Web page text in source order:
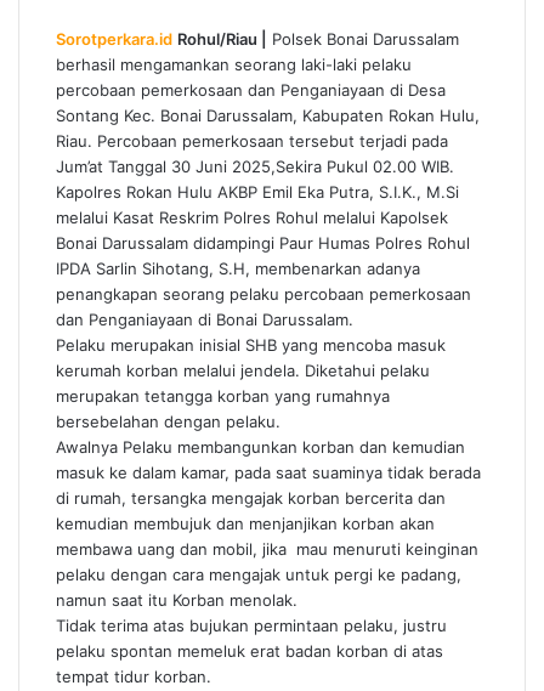
Sorotperkara.id Rohul/Riau |
Polsek Bonai Darussalam
berhasil mengamankan seorang laki-laki pelaku
percobaan pemerkosaan dan Penganiayaan di Desa
Sontang Kec. Bonai Darussalam, Kabupaten Rokan Hulu,
Riau. Percobaan pemerkosaan tersebut terjadi pada
Jum’at Tanggal 30 Juni 2025,Sekira Pukul 02.00 WIB.
Kapolres Rokan Hulu AKBP Emil Eka Putra, S.I.K., M.Si
melalui Kasat Reskrim Polres Rohul melalui Kapolsek
Bonai Darussalam didampingi Paur Humas Polres Rohul
IPDA Sarlin Sihotang, S.H, membenarkan adanya
penangkapan seorang pelaku percobaan pemerkosaan
dan Penganiayaan di Bonai Darussalam.
Pelaku merupakan inisial SHB yang mencoba masuk
kerumah korban melalui jendela. Diketahui pelaku
merupakan tetangga korban yang rumahnya
bersebelahan dengan pelaku.
Awalnya Pelaku membangunkan korban dan kemudian
masuk ke dalam kamar, pada saat suaminya tidak berada
di rumah, tersangka mengajak korban bercerita dan
kemudian membujuk dan menjanjikan korban akan
membawa uang dan mobil, jika mau menuruti keinginan
pelaku dengan cara mengajak untuk pergi ke padang,
namun saat itu Korban menolak.
Tidak terima atas bujukan permintaan pelaku, justru
pelaku spontan memeluk erat badan korban di atas
tempat tidur korban.